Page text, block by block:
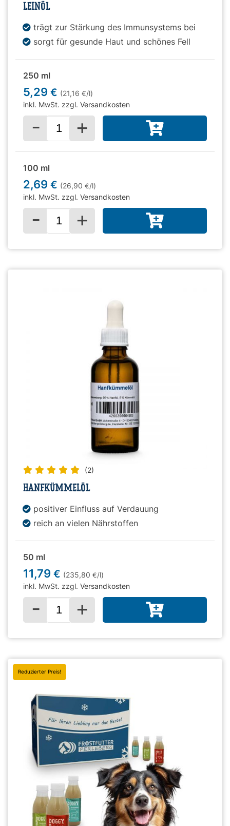
LEINÖL
trägt zur Stärkung des Immunsystems bei
sorgt für gesunde Haut und schönes Fell
250 ml
5,29 € (21,16 €/l)
inkl. MwSt. zzgl. Versandkosten
- +
100 ml
2,69 € (26,90 €/l)
inkl. MwSt. zzgl. Versandkosten
- +
(2)
HANFKÜMMELÖL
positiver Einfluss auf Verdauung
reich an vielen Nährstoffen
50 ml
11,79 € (235,80 €/l)
inkl. MwSt. zzgl. Versandkosten
- +
Reduzierter Preis!